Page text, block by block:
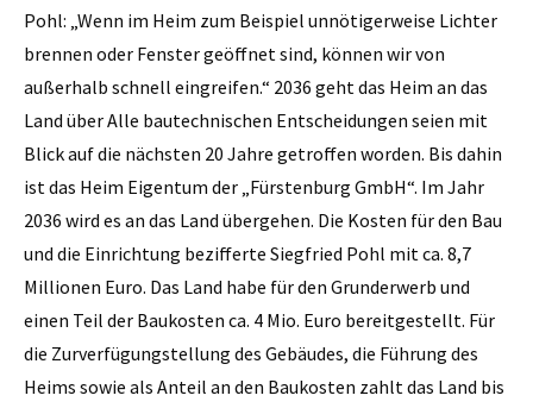
Pohl: „Wenn im Heim zum Beispiel unnötigerweise Lichter
brennen oder Fenster geöffnet sind, können wir von
außerhalb schnell eingreifen.“ 2036 geht das Heim an das
Land über Alle bautechnischen Entscheidungen seien mit
Blick auf die nächsten 20 Jahre getroffen worden. Bis dahin
ist das Heim Eigentum der „Fürstenburg GmbH“. Im Jahr
2036 wird es an das Land übergehen. Die Kosten für den Bau
und die Einrichtung bezifferte Siegfried Pohl mit ca. 8,7
Millionen Euro. Das Land habe für den Grunderwerb und
einen Teil der Baukosten ca. 4 Mio. Euro bereitgestellt. Für
die Zurverfügungstellung des Gebäudes, die Führung des
Heims sowie als Anteil an den Baukosten zahlt das Land bis